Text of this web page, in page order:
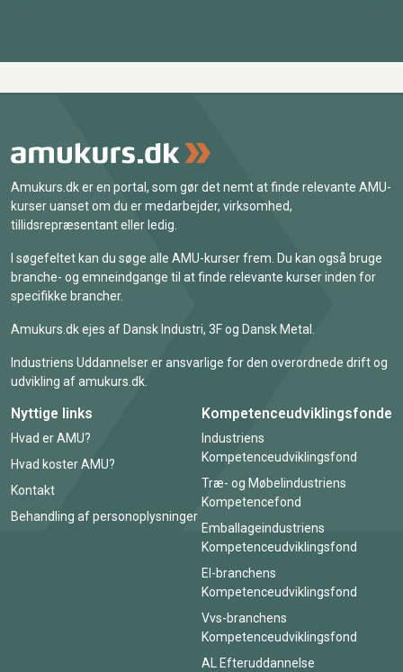
Amukurs.dk er en portal, som gør det nemt at finde relevante AMU-
kurser uanset om du er medarbejder, virksomhed,
tillidsrepræsentant eller ledig.
I søgefeltet kan du søge alle AMU-kurser frem. Du kan også bruge
branche- og emneindgange til at finde relevante kurser inden for
specifikke brancher.
Amukurs.dk ejes af Dansk Industri, 3F og Dansk Metal.
Industriens Uddannelser er ansvarlige for den overordnede drift og
udvikling af amukurs.dk.
Nyttige links
Hvad er AMU?
Hvad koster AMU?
Kontakt
Behandling af personoplysninger
Kompetenceudviklingsfonde
Industriens
Kompetenceudviklingsfond
Træ- og Møbelindustriens
Kompetencefond
Emballageindustriens
Kompetenceudviklingsfond
El-branchens
Kompetenceudviklingsfond
Vvs-branchens
Kompetenceudviklingsfond
AL Efteruddannelse